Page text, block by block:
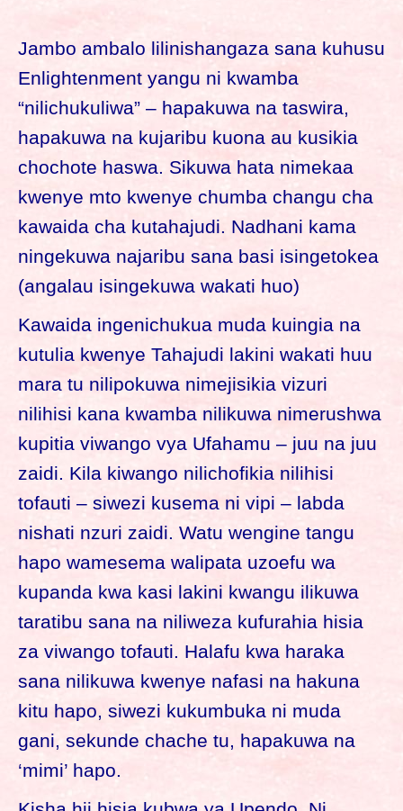
Jambo ambalo lilinishangaza sana kuhusu
Enlightenment yangu ni kwamba
“nilichukuliwa” – hapakuwa na taswira,
hapakuwa na kujaribu kuona au kusikia
chochote haswa. Sikuwa hata nimekaa
kwenye mto kwenye chumba changu cha
kawaida cha kutahajudi. Nadhani kama
ningekuwa najaribu sana basi isingetokea
(angalau isingekuwa wakati huo)
Kawaida ingenichukua muda kuingia na
kutulia kwenye Tahajudi lakini wakati huu
mara tu nilipokuwa nimejisikia vizuri
nilihisi kana kwamba nilikuwa nimerushwa
kupitia viwango vya Ufahamu – juu na juu
zaidi. Kila kiwango nilichofikia nilihisi
tofauti – siwezi kusema ni vipi – labda
nishati nzuri zaidi. Watu wengine tangu
hapo wamesema walipata uzoefu wa
kupanda kwa kasi lakini kwangu ilikuwa
taratibu sana na niliweza kufurahia hisia
za viwango tofauti. Halafu kwa haraka
sana nilikuwa kwenye nafasi na hakuna
kitu hapo, siwezi kukumbuka ni muda
gani, sekunde chache tu, hapakuwa na
‘mimi’ hapo.